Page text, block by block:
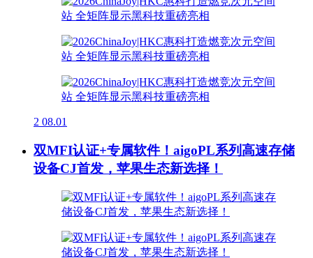
2 08.01
双MFI认证+专属软件！aigoPL系列高速存储
设备CJ首发，苹果生态新选择！